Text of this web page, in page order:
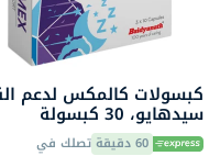
كبسولات كالمكس لدعم
سيدهايو، 30 كبسولة
60 دقيقة تصلك في